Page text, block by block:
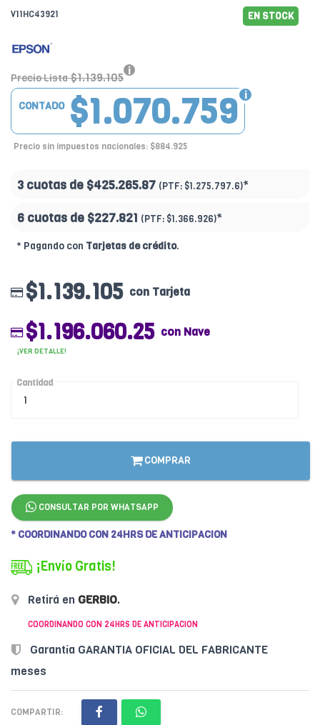
V11HC43921 EN STOCK
Precio Lista $1.139.105
$1.070.759
CONTADO
Precio sin impuestos nacionales: $884.925
3 cuotas de $425.265.87 (PTF: $1.275.797.6)*
6 cuotas de $227.821 (PTF: $1.366.926)*
* Pagando con Tarjetas de crédito.
$1.139.105 con Tarjeta
$1.196.060.25 con Nave
¡VER DETALLE!
Cantidad
COMPRAR
CONSULTAR POR WHATSAPP
* COORDINANDO CON 24HRS DE ANTICIPACION
¡Envío Gratis!
Retirá en GERBIO.
COORDINANDO CON 24HRS DE ANTICIPACION
Garantía GARANTIA OFICIAL DEL FABRICANTE
meses
COMPARTIR: